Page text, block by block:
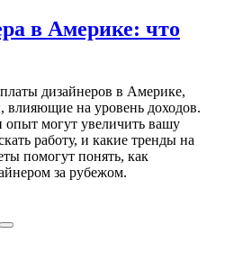
в Америке: что
дизайнеров в Америке,
влияющие на уровень доходов.
могут увеличить вашу
работу, и какие тренды на
помогут понять, как
за рубежом.